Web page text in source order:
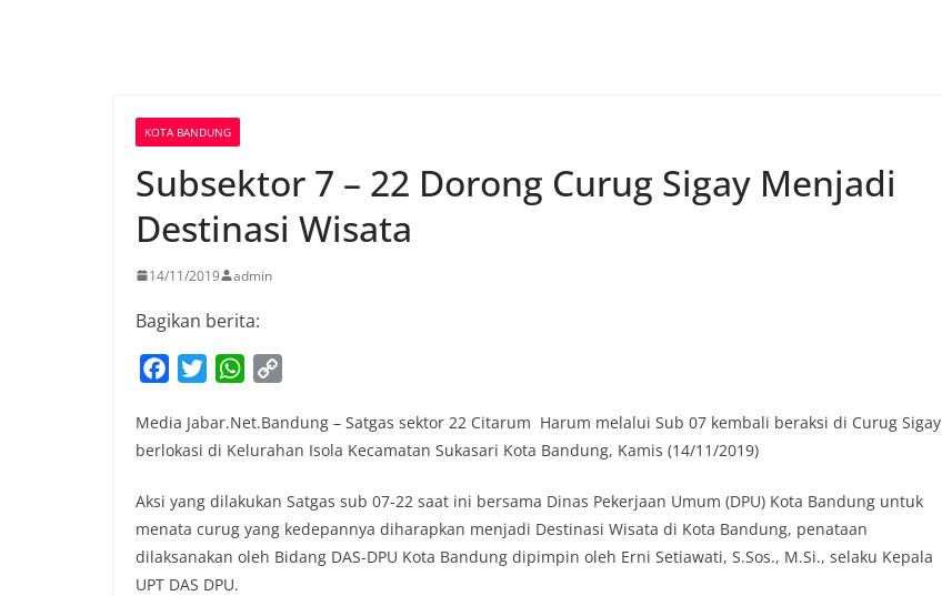
KOTA BANDUNG
Subsektor 7 – 22 Dorong Curug Sigay Menjadi
Destinasi Wisata
14/11/2019 admin
Bagikan berita:
c
e
o
o
k
i
t
e
r
W
a
t
A
p
p
p
y
n
k
Media Jabar.Net.Bandung – Satgas sektor 22 Citarum Harum melalui Sub 07 kembali beraksi di Curug Sigay
berlokasi di Kelurahan Isola Kecamatan Sukasari Kota Bandung, Kamis (14/11/2019)
Aksi yang dilakukan Satgas sub 07-22 saat ini bersama Dinas Pekerjaan Umum (DPU) Kota Bandung untuk
menata curug yang kedepannya diharapkan menjadi Destinasi Wisata di Kota Bandung, penataan
dilaksanakan oleh Bidang DAS-DPU Kota Bandung dipimpin oleh Erni Setiawati, S.Sos., M.Si., selaku Kepala
UPT DAS DPU.